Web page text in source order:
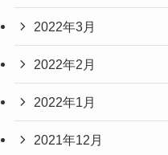
2022年3月
2022年2月
2022年1月
2021年12月